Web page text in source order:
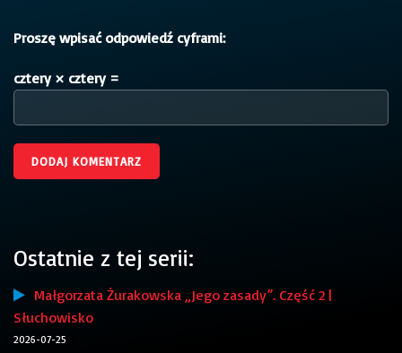
Proszę wpisać odpowiedź cyframi:
cztery × cztery =
Ostatnie z tej serii:
Małgorzata Żurakowska „Jego zasady”. Część 2 |
Słuchowisko
2026-07-25